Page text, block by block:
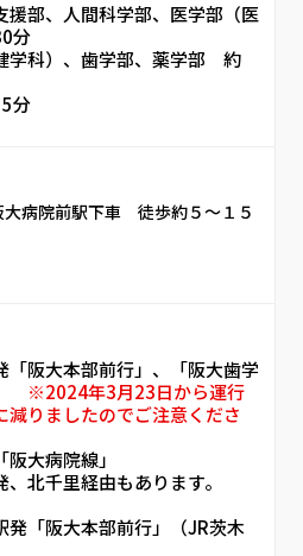
援部、人間科学部、医学部（医
分
学科）、歯学部、薬学部 約
分
病院前駅下車 徒歩約５～１５
「阪大本部前行」、「阪大歯学
※2024年3月23日から運行
減りましたのでご注意くださ
阪大病院線」
北千里経由もあります。
発「阪大本部前行」（JR茨木